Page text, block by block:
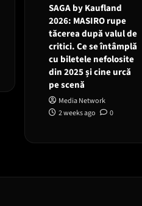
SAGA by Kaufland
2026: MASIRO rupe
tăcerea după valul de
critici. Ce se întâmplă
cu biletele nefolosite
din 2025 și cine urcă
pe scenă
Media Network
2 weeks ago
0